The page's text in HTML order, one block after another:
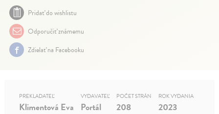
Pridať do wishlistu
Odporučiť známemu
Zdielať na Facebooku
PREKLADATEĽ
Klimentová Eva
VYDAVATEĽ
Portál
POČET STRÁN
208
ROK VYDANIA
2023